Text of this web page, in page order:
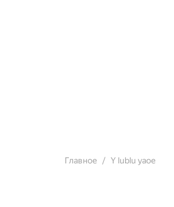
Главное Y lublu yaoe